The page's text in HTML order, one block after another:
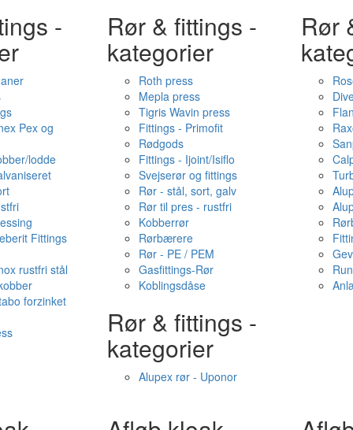
-
Pex og
lodde
Fittings
rustfri stål
forzinket
Rør & fittings -
kategorier
Roth press
Mepla press
Tigris Wavin press
Fittings - Primofit
Rødgods
Fittings - Ijoint/Isiflo
Svejserør og fittings
Rør - stål, sort, galv
Rør til pres - rustfri
Kobberrør
Rørbærere
Rør - PE / PEM
Gasfittings-Rør
Koblingsdåse
Rør
Rør & fittings -
kategorier
Alupex rør - Uponor